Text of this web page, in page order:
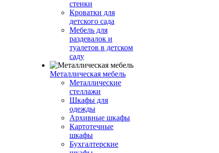
стенки
Кроватки для
детского сада
Мебель для
раздевалок и
туалетов в детском
саду
Металлическая мебель
Металлические
стеллажи
Шкафы для
одежды
Архивные шкафы
Картотечные
шкафы
Бухгалтерские